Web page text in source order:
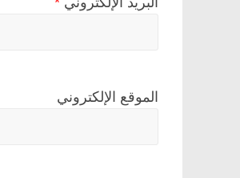
الموقع الإلكتروني